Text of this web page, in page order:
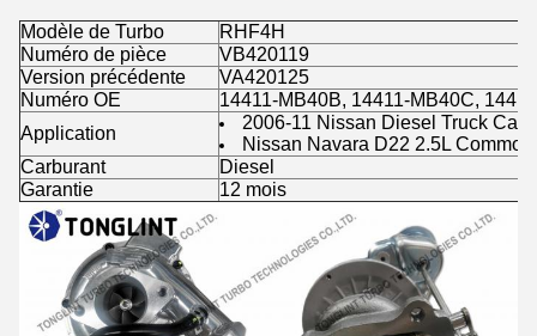
Modèle de Turbo
RHF4H
Numéro de pièce
VB420119
Version précédente
VA420125
Numéro OE
14411-MB40B, 14411-MB40C,
Application
2006-11 Nissan Diesel Truck
Nissan Navara D22 2.5L
Carburant
Diesel
Garantie
12 mois